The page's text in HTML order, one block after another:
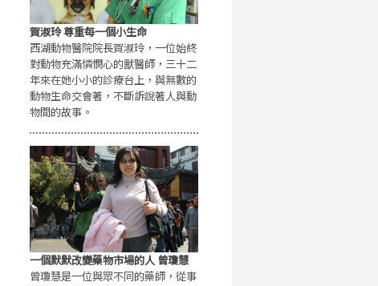
賀淑玲 尊重每一個小生命
西湖動物醫院院長賀淑玲，一位始終
對動物充滿憐憫心的獸醫師，三十二
年來在她小小的診療台上，與無數的
動物生命交會著，不斷訴說著人與動
物間的故事。
一個默默改變藥物市場的人 曾瓊慧
曾瓊慧是一位與眾不同的藥師，從事